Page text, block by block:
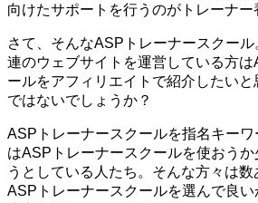
向けたサポートを行うのがトレーナー
さて、そんなASPトレーナースクー
連のウェブサイトを運営している方
ールをアフィリエイトで紹介したい
ではないでしょうか？
ASPトレーナースクールを指名キーワ
はASPトレーナースクールを使おう
うとしている人たち。そんな方々は
ASPトレーナースクールを選んで良